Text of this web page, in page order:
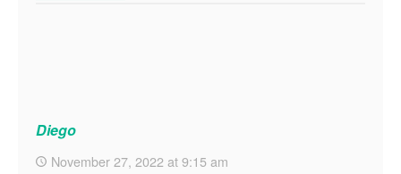
Diego
November 27, 2022 at 9:15 am